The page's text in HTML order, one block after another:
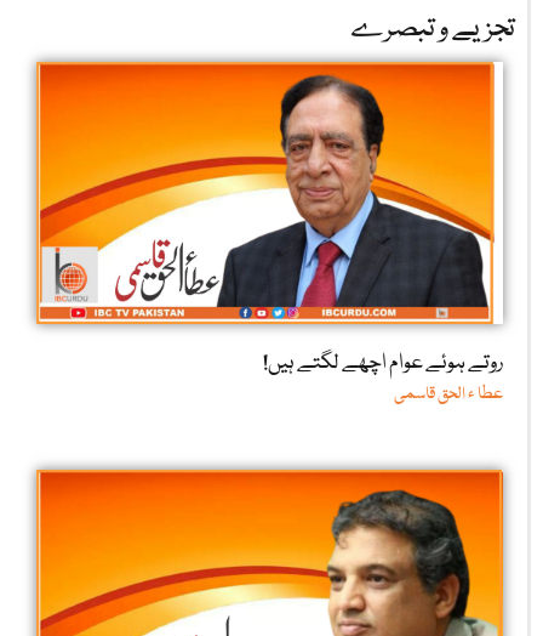
تجزیے و تبصرے
روتے ہوئے عوام اچھے لگتے ہیں!
عطا ء الحق قاسمی